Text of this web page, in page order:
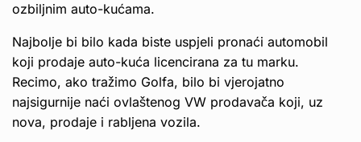
ozbiljnim auto-kućama.
Najbolje bi bilo kada biste uspjeli pronaći automobil
koji prodaje auto-kuća licencirana za tu marku.
Recimo, ako tražimo Golfa, bilo bi vjerojatno
najsigurnije naći ovlaštenog VW prodavača koji, uz
nova, prodaje i rabljena vozila.